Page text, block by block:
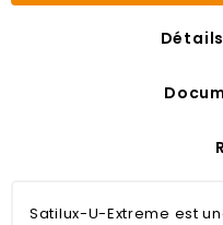
Satilux-U-Extreme est